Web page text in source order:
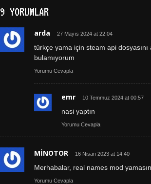
9 YORUMLAR
arda 27 Mayıs 2024 at 22:04
türkçe yama için steam api
bulamıyorum
Yorumu Cevapla
emr 10 Temmuz 2024 at 00:57
nasi yaptın
Yorumu Cevapla
MİNOTOR 16 Nisan 2023 at 14:40
Merhabalar, real names mod
Yorumu Cevapla